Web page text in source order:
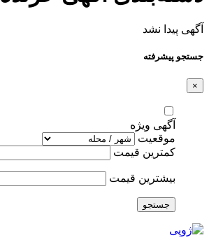
آگهی پیدا نشد
جستجو پیشرفته
×
آگهی ویژه
موقعیت
کمترین قیمت
بیشترین قیمت
جستجو